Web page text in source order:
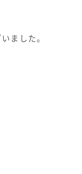
ました。